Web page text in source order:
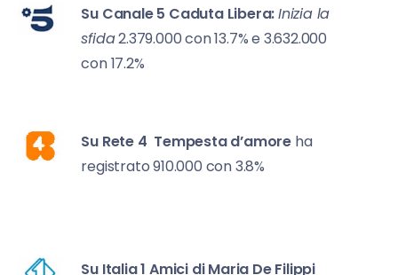
Su Canale 5 Caduta Libera:Inizia la
sfida2.379.000 con 13.7% e 3.632.000
con 17.2%
Su Rete 4 Tempesta d’amoreha
registrato 910.000 con 3.8%
Su Italia 1 Amici di Maria De Filippi